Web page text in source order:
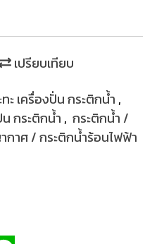
เปรียบเทียบ
ะ เครื่องปั่น กระติกน้ำ ,
กระติกน้ำ , กระติกน้ำ /
าศ / กระติกน้ำร้อนไฟฟ้า